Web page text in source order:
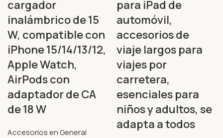
cargador
inalámbrico de 15
W, compatible con
iPhone 15/14/13/12,
Apple Watch,
AirPods con
adaptador de CA
de 18 W
Accesorios en General
para iPad de
automóvil,
accesorios de
viaje largos para
viajes por
carretera,
esenciales para
niños y adultos, se
adapta a todos